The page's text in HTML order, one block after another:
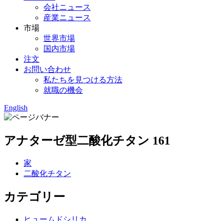
会社ニュース
産業ニュース
市場
世界市場
国内市場
注文
お問い合わせ
私たちを見つける方法
就職の機会
English
アナターゼ型二酸化チタン 161
家
二酸化チタン
カテゴリー
ヒュームドシリカ